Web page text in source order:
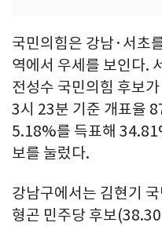
국민의힘은 강남·서초
역에서 우세를 보인다.
전성수 국민의힘 후보
3시 23분 기준 개표율
5.18%를 득표해
보를 눌렀다.
강남구에서는 김현기
형곤 민주당 후보